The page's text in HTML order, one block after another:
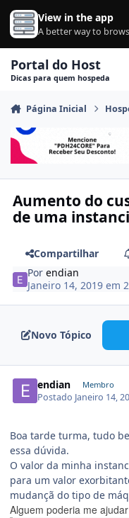
Ir para conteúdo
View in the app
A better way to
Portal do Host
Dicas para quem hospeda
Página Inicial
Aumento do
de uma
Compartilhar
Porendian
Janeiro 14, 2019 em
Novo Tópico
endian Membro
Postado Janeiro 14,
Boa tarde turma, tudo
essa dúvida.
O valor da minha
para um valor
mudançã do tipo de
Alguem poderia me